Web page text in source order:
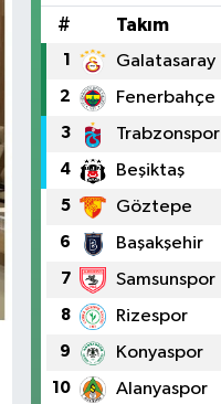
# Takım
1 Galatasaray
2 Fenerbahçe
3 Trabzonspor
4 Beşiktaş
5 Göztepe
6 Başakşehir
7 Samsunspor
8 Rizespor
9 Konyaspor
10 Alanyaspor